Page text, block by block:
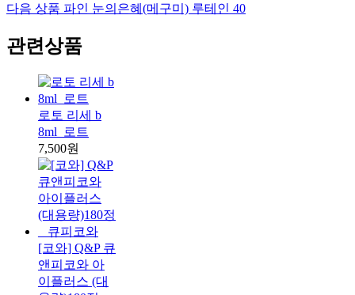
다음 상품 파인 눈의은혜(메구미) 루테인 40
관련상품
로토 리세 b
8ml_로트
7,500원
[코와] Q&P 큐
앤피코와 아
이플러스 (대